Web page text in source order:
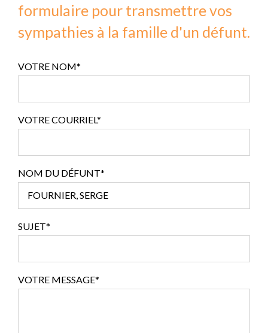
formulaire pour transmettre vos
sympathies à la famille d'un défunt.
VOTRE NOM*
VOTRE COURRIEL*
NOM DU DÉFUNT*
SUJET*
VOTRE MESSAGE*